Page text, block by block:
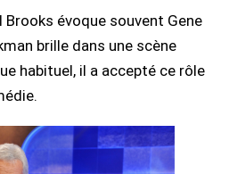
Brooks évoque souvent Gene
brille dans une scène
habituel, il a accepté ce rôle